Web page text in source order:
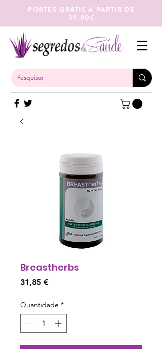
PORTES GRÁTIS A PARTIR DE
39.90€
Breastherbs
31,85 €Preço
Quantidade *